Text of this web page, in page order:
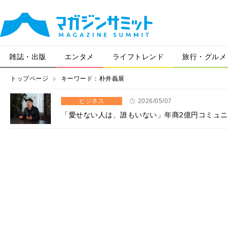
雑誌・出版 エンタメ ライフトレンド 旅行・グルメ
トップページ キーワード：朴井義展
ビジネス 2026/05/07
「愛せない人は、誰もいない」年商2億円コミュ